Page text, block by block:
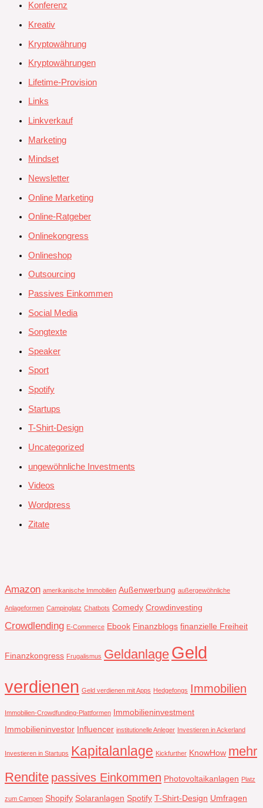
Konferenz
Kreativ
Kryptowährung
Kryptowährungen
Lifetime-Provision
Links
Linkverkauf
Marketing
Mindset
Newsletter
Online Marketing
Online-Ratgeber
Onlinekongress
Onlineshop
Outsourcing
Passives Einkommen
Social Media
Songtexte
Speaker
Sport
Spotify
Startups
T-Shirt-Design
Uncategorized
ungewöhnliche Investments
Videos
Wordpress
Zitate
Amazon amerikanische Immobilien Außenwerbung außergewöhnliche
Anlageformen Campinglatz Chatbots Comedy Crowdinvesting
Crowdlending E-Commerce Ebook Finanzblogs finanzielle Freiheit
Finanzkongress Frugalismus Geldanlage Geld
verdienen Geld verdienen mit Apps Hedgefongs Immobilien
Immobilien-Crowdfunding-Plattformen Immobilieninvestment
Immobilieninvestor Influencer institutionelle Anleger Investieren in Ackerland
Investieren in Startups Kapitalanlage Kickfurther KnowHow mehr
Rendite passives Einkommen Photovoltaikanlagen Platz
zum Campen Shopify Solaranlagen Spotify T-Shirt-Design Umfragen